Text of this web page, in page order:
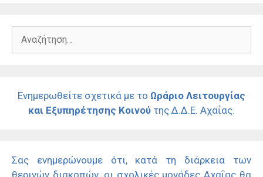
Αναζήτηση
Ενημερωθείτε σχετικά με το Ωράριο Λειτουργίας
και Εξυπηρέτησης Κοινού της Δ.Δ.Ε. Αχαΐας.
Σας ενημερώνουμε ότι, κατά τη διάρκεια των
θερινών διακοπών, οι σχολικές μονάδες Αχαΐας θα